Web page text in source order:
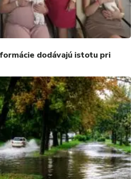
dodávajú istotu pri